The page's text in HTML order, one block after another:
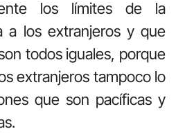
los límites de la
a los extranjeros y que
todos iguales, porque
extranjeros tampoco lo
que son pacíficas y